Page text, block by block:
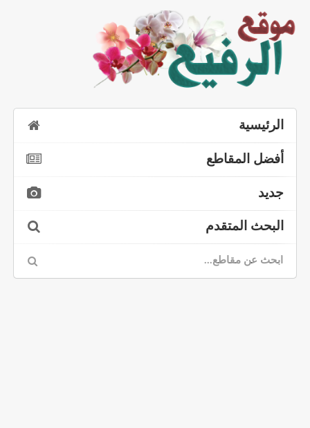
الرئيسية
أفضل المقاطع
جديد
البحث المتقدم